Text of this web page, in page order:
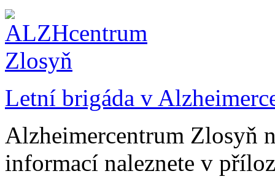
Letní brigáda v
Alzheimercentrum Zlosyň
informací naleznete v